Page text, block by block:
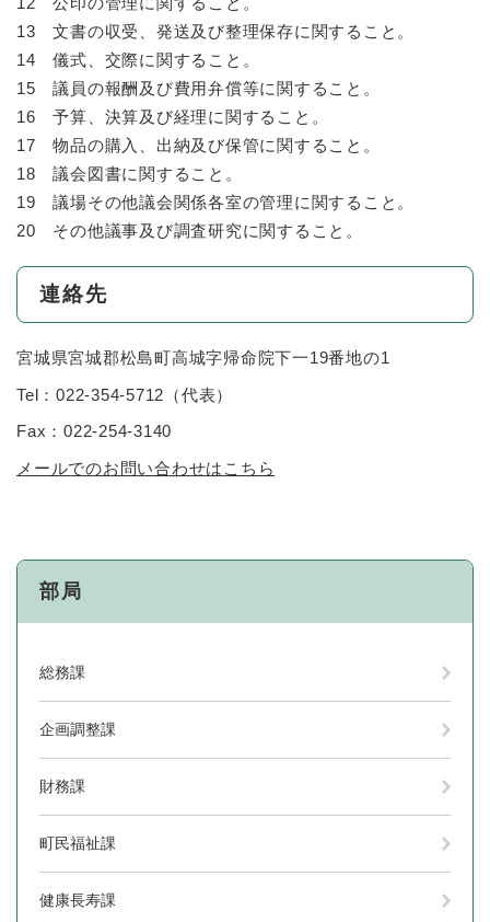
13 文書の収受、発送及び整理保存に関すること。
14 儀式、交際に関すること。
15 議員の報酬及び費用弁償等に関すること。
16 予算、決算及び経理に関すること。
17 物品の購入、出納及び保管に関すること。
18 議会図書に関すること。
19 議場その他議会関係各室の管理に関すること。
20 その他議事及び調査研究に関すること。
連絡先
宮城県宮城郡松島町高城字帰命院下一19番地の1
Tel：022-354-5712 （代表）
Fax：022-254-3140
メールでのお問い合わせはこちら
部局
総務課
企画調整課
財務課
町民福祉課
健康長寿課